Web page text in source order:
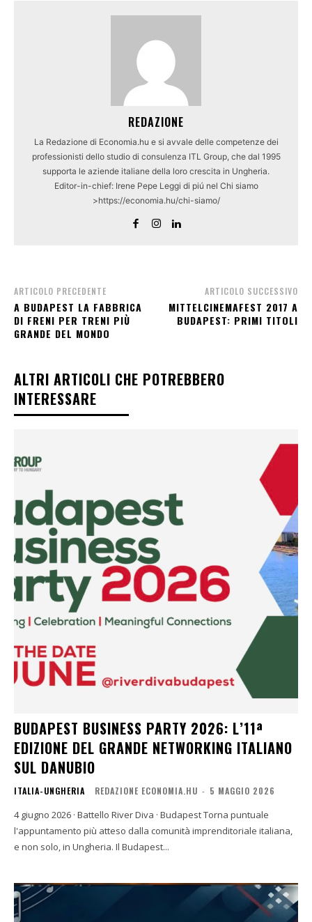
REDAZIONE
La Redazione di Economia.hu e si avvale delle competenze dei
professionisti dello studio di consulenza ITL Group, che dal 1995
supporta le aziende italiane della loro crescita in Ungheria.
Editor-in-chief: Irene Pepe Leggi di piú nel Chi siamo
>https://economia.hu/chi-siamo/
ARTICOLO PRECEDENTE
A BUDAPEST LA FABBRICA
DI FRENI PER TRENI PIÙ
GRANDE DEL MONDO
ARTICOLO SUCCESSIVO
MITTELCINEMAFEST 2017 A
BUDAPEST: PRIMI TITOLI
ALTRI ARTICOLI CHE POTREBBERO
INTERESSARE
BUDAPEST BUSINESS PARTY 2026: L’11ª
EDIZIONE DEL GRANDE NETWORKING ITALIANO
SUL DANUBIO
ITALIA-UNGHERIA REDAZIONE ECONOMIA.HU - 5 MAGGIO 2026
4 giugno 2026 · Battello River Diva · Budapest Torna puntuale
l'appuntamento più atteso dalla comunità imprenditoriale italiana,
e non solo, in Ungheria. Il Budapest...